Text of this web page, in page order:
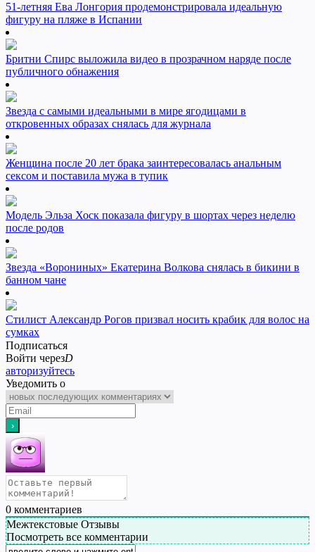
51-летняя Ева Лонгория продемонстрировала идеальную
фигуру на пляже в Испании
Бритни Спирс выложила видео в прозрачном наряде после
публичного обнажения
Звезда с самыми идеальными в мире ягодицами в
откровенных образах снялась для журнала
Женщина после 20 лет брака заинтересовалась анальным
сексом и поставила мужа в тупик
Модель Эльза Хоск показала фигуру в шортах через неделю
после родов
Звезда «Ворониных» Екатерина Волкова снялась в бикини в
банном чане
Стилист Александр Рогов призвал носить крабик для волос на
сумках
Подписаться
Войти черезD
авторизуйтесь
Уведомить о
0 комментариев
Межтекстовые Отзывы
Посмотреть все комментарии